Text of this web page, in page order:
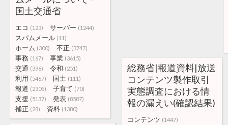
国土交通省
エコ (123) サーバー (1244)
スパムメール (11)
ホーム (300) 不正 (3747)
事務 (167) 事業 (3615)
交通 (396) 令和 (251)
利用 (5467) 国土 (111)
報道 (2305) 子育て (70)
支援 (5137) 発表 (8587)
補正 (28) 資料 (1380)
総務省|報道資料|放送
コンテンツ製作取引
実態調査における情
報の漏えい(確認結果)
コンテンツ (1447)